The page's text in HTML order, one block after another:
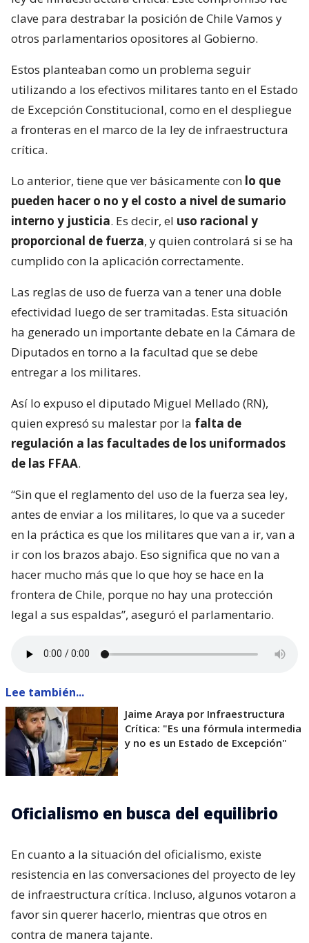
clave para destrabar la posición de Chile Vamos y
otros parlamentarios opositores al Gobierno.
Estos planteaban como un problema seguir
utilizando a los efectivos militares tanto en el Estado
de Excepción Constitucional, como en el despliegue
a fronteras en el marco de la ley de infraestructura
crítica.
Lo anterior, tiene que ver básicamente con lo que
pueden hacer o no y el costo a nivel de sumario
interno y justicia. Es decir, el uso racional y
proporcional de fuerza, y quien controlará si se ha
cumplido con la aplicación correctamente.
Las reglas de uso de fuerza van a tener una doble
efectividad luego de ser tramitadas. Esta situación
ha generado un importante debate en la Cámara de
Diputados en torno a la facultad que se debe
entregar a los militares.
Así lo expuso el diputado Miguel Mellado (RN),
quien expresó su malestar por la falta de
regulación a las facultades de los uniformados
de las FFAA.
“Sin que el reglamento del uso de la fuerza sea ley,
antes de enviar a los militares, lo que va a suceder
en la práctica es que los militares que van a ir, van a
ir con los brazos abajo. Eso significa que no van a
hacer mucho más que lo que hoy se hace en la
frontera de Chile, porque no hay una protección
legal a sus espaldas”, aseguró el parlamentario.
Lee también...
Jaime Araya por Infraestructura
Crítica: "Es una fórmula intermedia
y no es un Estado de Excepción"
Oficialismo en busca del equilibrio
En cuanto a la situación del oficialismo, existe
resistencia en las conversaciones del proyecto de ley
de infraestructura crítica. Incluso, algunos votaron a
favor sin querer hacerlo, mientras que otros en
contra de manera tajante.